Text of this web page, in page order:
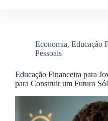
Economia, Educação
Pessoais
Educação Financeira para
para Construir um Futuro